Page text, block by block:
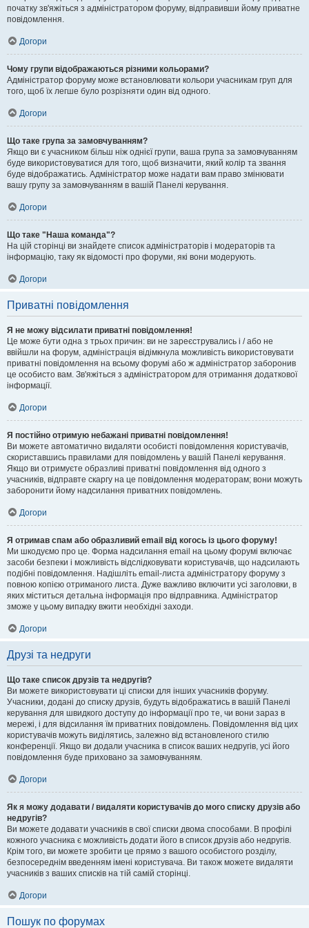
початку зв'яжіться з адміністратором форуму, відправивши йому приватне
повідомлення.
Догори
Чому групи відображаються різними кольорами?
Адміністратор форуму може встановлювати кольори учасникам груп для
того, щоб їх легше було розрізняти один від одного.
Догори
Що таке група за замовчуванням?
Якщо ви є учасником більш ніж однієї групи, ваша група за замовчуванням
буде використовуватися для того, щоб визначити, який колір та звання
буде відображатись. Адміністратор може надати вам право змінювати
вашу групу за замовчуванням в вашій Панелі керування.
Догори
Що таке "Наша команда"?
На цій сторінці ви знайдете список адміністраторів і модераторів та
інформацію, таку як відомості про форуми, які вони модерують.
Догори
Приватні повідомлення
Я не можу відсилати приватні повідомлення!
Це може бути одна з трьох причин: ви не зареєструвались і / або не
ввійшли на форум, адміністрація відімкнула можливість використовувати
приватні повідомлення на всьому форумі або ж адміністратор заборонив
це особисто вам. Зв'яжіться з адміністратором для отримання додаткової
інформації.
Догори
Я постійно отримую небажані приватні повідомлення!
Ви можете автоматично видаляти особисті повідомлення користувачів,
скориставшись правилами для повідомлень у вашій Панелі керування.
Якщо ви отримуєте образливі приватні повідомлення від одного з
учасників, відправте скаргу на це повідомлення модераторам; вони можуть
заборонити йому надсилання приватних повідомлень.
Догори
Я отримав спам або образливий email від когось із цього форуму!
Ми шкодуємо про це. Форма надсилання email на цьому форумі включає
засоби безпеки і можливість відслідковувати користувачів, що надсилають
подібні повідомлення. Надішліть email-листа адміністратору форуму з
повною копією отриманого листа. Дуже важливо включити усі заголовки, в
яких міститься детальна інформація про відправника. Адміністратор
зможе у цьому випадку вжити необхідні заходи.
Догори
Друзі та недруги
Що таке список друзів та недругів?
Ви можете використовувати ці списки для інших учасників форуму.
Учасники, додані до списку друзів, будуть відображатись в вашій Панелі
керування для швидкого доступу до інформації про те, чи вони зараз в
мережі, і для відсилання їм приватних повідомлень. Повідомлення від цих
користувачів можуть виділятись, залежно від встановленого стилю
конференції. Якщо ви додали учасника в список ваших недругів, усі його
повідомлення буде приховано за замовчуванням.
Догори
Як я можу додавати / видаляти користувачів до мого списку друзів або
недругів?
Ви можете додавати учасників в свої списки двома способами. В профілі
кожного учасника є можливість додати його в список друзів або недругів.
Крім того, ви можете зробити це прямо з вашого особистого розділу,
безпосереднім введенням імені користувача. Ви також можете видаляти
учасників з ваших списків на тій самій сторінці.
Догори
Пошук по форумах